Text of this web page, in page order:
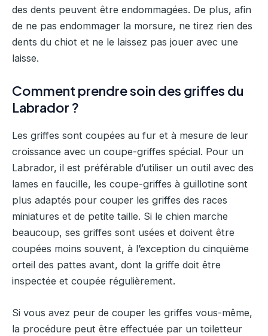
des dents peuvent être endommagées. De plus, afin
de ne pas endommager la morsure, ne tirez rien des
dents du chiot et ne le laissez pas jouer avec une
laisse.
Comment prendre soin des griffes du
Labrador ?
Les griffes sont coupées au fur et à mesure de leur
croissance avec un coupe-griffes spécial. Pour un
Labrador, il est préférable d’utiliser un outil avec des
lames en faucille, les coupe-griffes à guillotine sont
plus adaptés pour couper les griffes des races
miniatures et de petite taille. Si le chien marche
beaucoup, ses griffes sont usées et doivent être
coupées moins souvent, à l’exception du cinquième
orteil des pattes avant, dont la griffe doit être
inspectée et coupée régulièrement.
Si vous avez peur de couper les griffes vous-même,
la procédure peut être effectuée par un toiletteur